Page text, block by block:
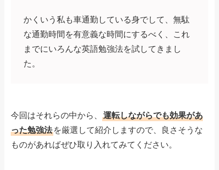
かくいう私も車通勤している身でして、無駄
な通勤時間を有意義な時間にするべく、これ
までにいろんな英語勉強法を試してきまし
た。
今回はそれらの中から、運転しながらでも効果があ
った勉強法を厳選して紹介しますので、良さそうな
ものがあればぜひ取り入れてみてください。